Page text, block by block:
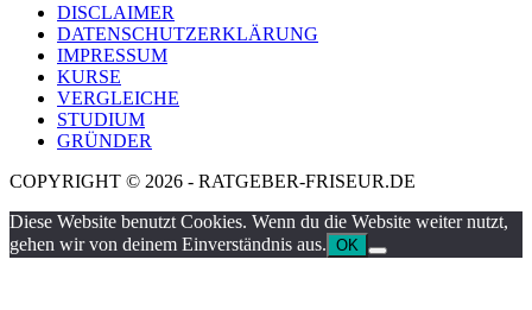
DISCLAIMER
DATENSCHUTZERKLÄRUNG
IMPRESSUM
KURSE
VERGLEICHE
STUDIUM
GRÜNDER
COPYRIGHT © 2026 - RATGEBER-FRISEUR.DE
Diese Website benutzt Cookies. Wenn du die Website weiter nutzt,
gehen wir von deinem Einverständnis aus. OK